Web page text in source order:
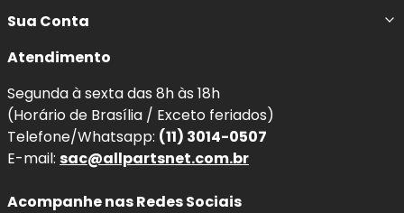
Sua Conta
Atendimento
Segunda à sexta das 8h às 18h
(Horário de Brasília / Exceto feriados)
Telefone/Whatsapp: (11) 3014-0507
E-mail: sac@allpartsnet.com.br
Acompanhe nas Redes Sociais